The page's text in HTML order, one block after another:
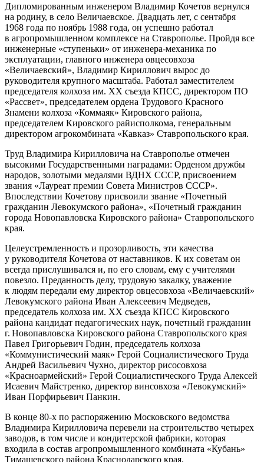
Дипломированным инженером Владимир Кочетов вернулся
на родину, в село Величаевское. Двадцать лет, с сентября
1968 года по ноябрь 1988 года, он успешно работал
в агропромышленном комплексе на Ставрополье. Пройдя все
инженерные «ступеньки» от инженера-механика по
эксплуатации, главного инженера овцесовхоза
«Величаевский», Владимир Кириллович вырос до
руководителя крупного масштаба. Работал заместителем
председателя колхоза им. ХХ съезда КПСС, директором ПО
«Рассвет», председателем ордена Трудового Красного
Знамени колхоза «Коммаяк» Кировского района,
председателем Кировского райисполкома, генеральным
директором агрокомбината «Кавказ» Ставропольского края.
Труд Владимира Кирилловича на Ставрополье отмечен
высокими Государственными наградами: Орденом дружбы
народов, золотыми медалями ВДНХ СССР, присвоением
звания «Лауреат премии Совета Министров СССР».
Впоследствии Кочетову присвоили звание «Почетный
гражданин Левокумского района», «Почетный гражданин
города Новопавловска Кировского района» Ставропольского
края.
Целеустремленность и прозорливость, эти качества
у руководителя Кочетова от наставников. К их советам он
всегда прислушивался и, по его словам, ему с учителями
повезло. Преданность делу, трудовую закалку, уважение
к людям передали ему директор овцесовхоза «Величаевский»
Левокумского района Иван Алексеевич Медведев,
председатель колхоза им. ХХ съез­да КПСС Кировского
района кандидат педагогических наук, почетный гражданин
г. Новопавловска Кировского района Ставропольского края
Павел Григорьевич Годин, председатель колхоза
«Коммунистический маяк» Герой Социалистического Труда
Андрей Васильевич Чухно, директор рисосовхоза
«Красноармейский» Герой Социалистического Труда Алексей
Исаевич Майстренко, директор винсовхоза «Левокумский»
Иван Порфирьевич Панкин.
В конце 80-х по распоряжению Мос­ковского ведомства
Владимира Кирилловича перевели на строительство четырех
заводов, в том числе и кондитерской фабрики, которая
входила в состав агропромышленного комбината «Кубань»
Тимашевского района Краснодарского края.